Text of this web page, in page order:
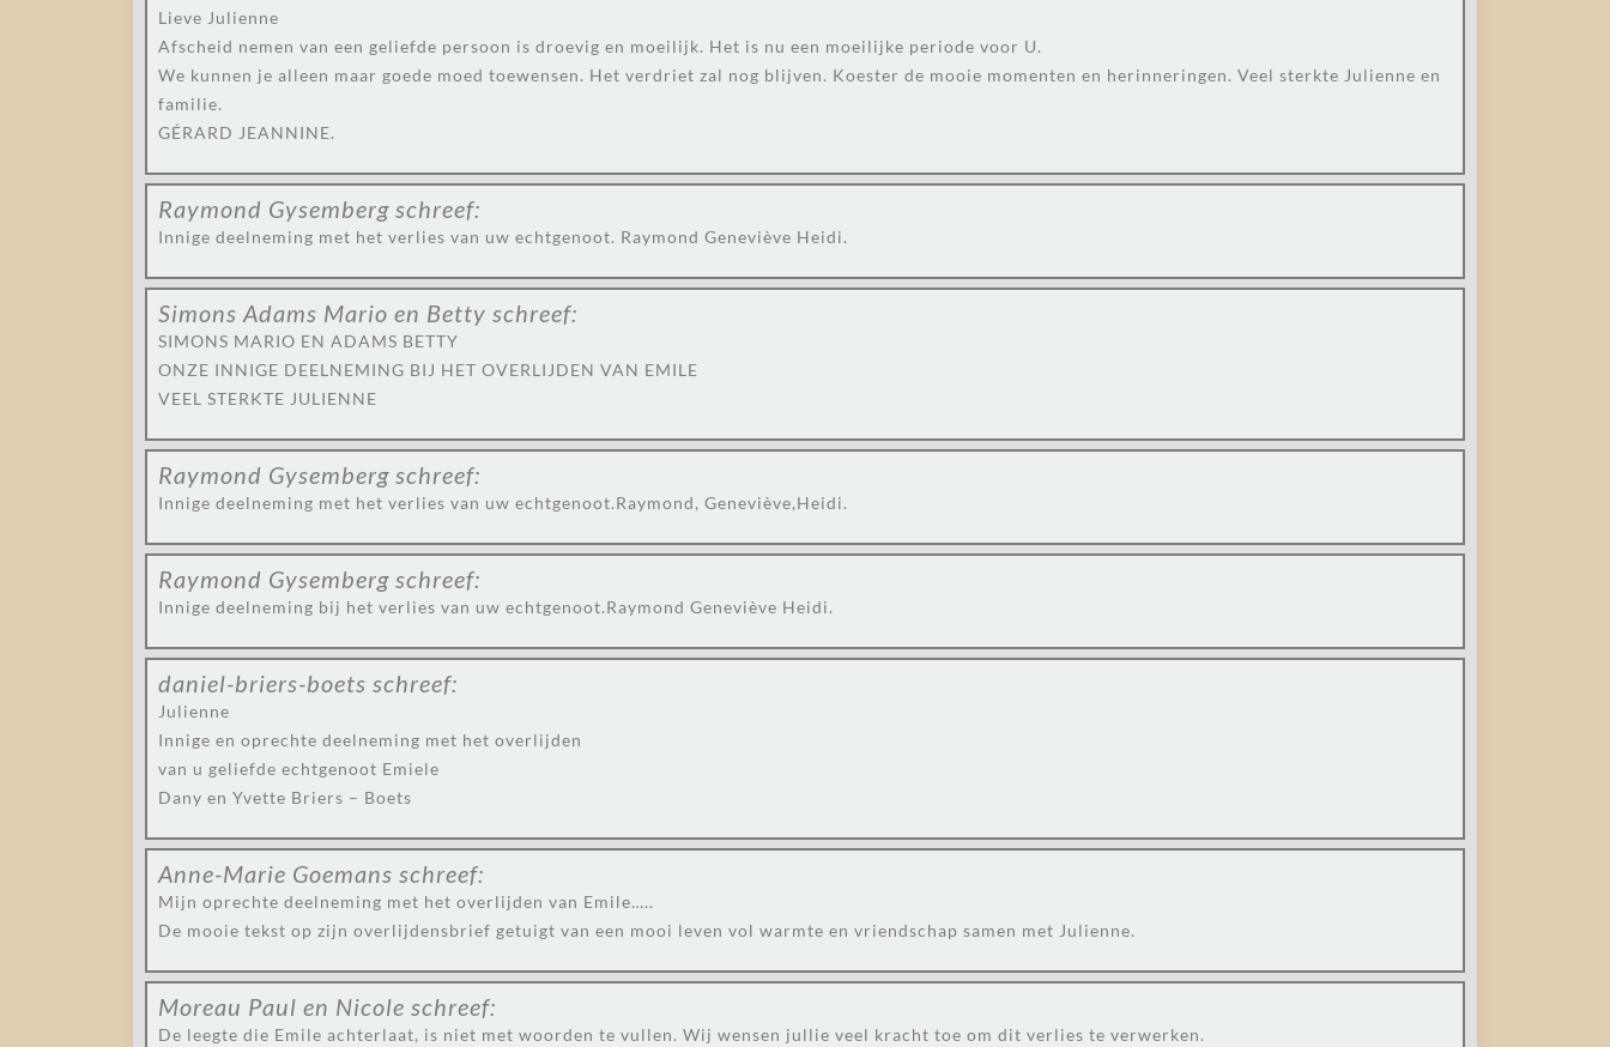
Lieve Julienne
Afscheid nemen van een geliefde persoon is droevig en moeilijk. Het is nu een moeilijke periode voor U.
We kunnen je alleen maar goede moed toewensen. Het verdriet zal nog blijven. Koester de mooie momenten en herinneringen. Veel sterkte Julienne en
familie.
GÉRARD JEANNINE.
Raymond Gysemberg schreef:
Innige deelneming met het verlies van uw echtgenoot. Raymond Geneviève Heidi.
Simons Adams Mario en Betty schreef:
SIMONS MARIO EN ADAMS BETTY
ONZE INNIGE DEELNEMING BIJ HET OVERLIJDEN VAN EMILE
VEEL STERKTE JULIENNE
Raymond Gysemberg schreef:
Innige deelneming met het verlies van uw echtgenoot.Raymond, Geneviève,Heidi.
Raymond Gysemberg schreef:
Innige deelneming bij het verlies van uw echtgenoot.Raymond Geneviève Heidi.
daniel-briers-boets schreef:
Julienne
Innige en oprechte deelneming met het overlijden
van u geliefde echtgenoot Emiele
Dany en Yvette Briers – Boets
Anne-Marie Goemans schreef:
Mijn oprechte deelneming met het overlijden van Emile…..
De mooie tekst op zijn overlijdensbrief getuigt van een mooi leven vol warmte en vriendschap samen met Julienne.
Moreau Paul en Nicole schreef:
De leegte die Emile achterlaat, is niet met woorden te vullen. Wij wensen jullie veel kracht toe om dit verlies te verwerken.